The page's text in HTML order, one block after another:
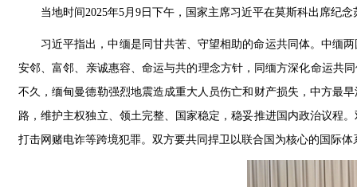
当地时间2025年5月9日下午，国家主席习近平在莫斯科出席纪
习近平指出，中缅是同甘共苦、守望相助的命运共同体。中缅
安邻、富邻、亲诚惠容、命运与共的理念方针，同缅方深化命运共
不久，缅甸曼德勒强烈地震造成重大人员伤亡和财产损失，中方最
路，维护主权独立、领土完整、国家稳定，稳妥推进国内政治议程
打击网赌电诈等跨境犯罪。双方要共同捍卫以联合国为核心的国际